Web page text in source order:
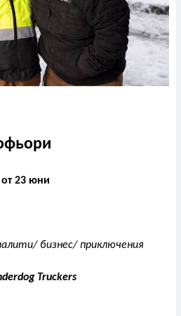
от 23 юни
бизнес/ приключения
Truckers